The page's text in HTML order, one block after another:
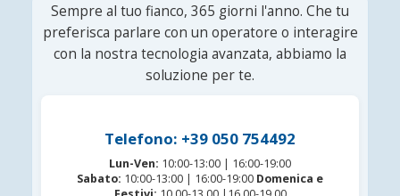
Sempre al tuo fianco, 365 giorni l'anno. Che tu
preferisca parlare con un operatore o interagire
con la nostra tecnologia avanzata, abbiamo la
soluzione per te.
Telefono: +39 050 754492
Lun-Ven: 10:00-13:00 | 16:00-19:00
Sabato: 10:00-13:00 | 16:00-19:00 Domenica e